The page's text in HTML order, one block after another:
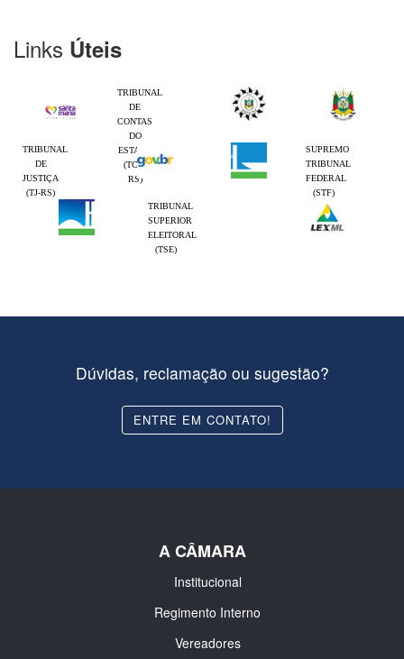
Links Úteis
TRIBUNAL
DE
CONTAS
DO
ESTADO
(TCE-
RS)
TRIBUNAL
DE
JUSTIÇA
(TJ-RS)
SUPREMO
TRIBUNAL
FEDERAL
(STF)
TRIBUNAL
SUPERIOR
ELEITORAL
(TSE)
Dúvidas, reclamação ou sugestão?
ENTRE EM CONTATO!
A CÂMARA
Institucional
Regimento Interno
Vereadores